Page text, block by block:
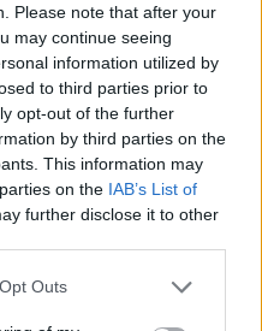
Please note that after your
may continue seeing
information utilized by
to third parties prior to
opt-out of the further
by third parties on the
This information may
on the IAB’s List of
further disclose it to other
Outs
τα
μπορεί να είναι
άτομα.
συστατικών
Γλυκοπατάτες